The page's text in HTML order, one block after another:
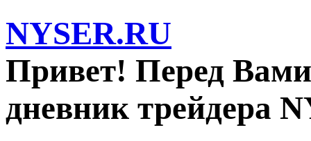
NYSER.RU
Привет! Перед
дневник трейдера